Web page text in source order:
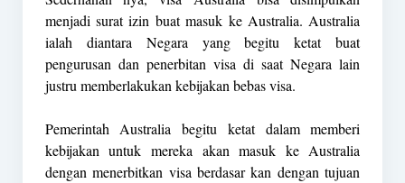
menjadi surat izin buat masuk ke Australia. Australia
ialah diantara Negara yang begitu ketat buat
pengurusan dan penerbitan visa di saat Negara lain
justru memberlakukan kebijakan bebas visa.
Pemerintah Australia begitu ketat dalam memberi
kebijakan untuk mereka akan masuk ke Australia
dengan menerbitkan visa berdasar kan dengan tujuan